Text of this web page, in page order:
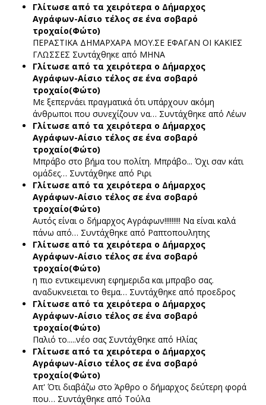
Γλίτωσε από τα χειρότερα ο Δήμαρχος
Αγράφων-Αίσιο τέλος σε ένα σοβαρό
τροχαίο(Φώτο)
ΠΕΡΑΣΤΙΚΑ ΔΗΜΑΡΧΑΡΑ ΜΟΥ.ΣΕ ΕΦΑΓΑΝ ΟΙ ΚΑΚΙΕΣ
ΓΛΩΣΣΕΣ Συντάχθηκε από ΜΗΝΑ
Γλίτωσε από τα χειρότερα ο Δήμαρχος
Αγράφων-Αίσιο τέλος σε ένα σοβαρό
τροχαίο(Φώτο)
Με ξεπερνάει πραγματικά ότι υπάρχουν ακόμη
άνθρωποι που συνεχίζουν να… Συντάχθηκε από Λέων
Γλίτωσε από τα χειρότερα ο Δήμαρχος
Αγράφων-Αίσιο τέλος σε ένα σοβαρό
τροχαίο(Φώτο)
Μπράβο στο βήμα του πολίτη. Μπράβο... Όχι σαν κάτι
ομάδες… Συντάχθηκε από Ριρι
Γλίτωσε από τα χειρότερα ο Δήμαρχος
Αγράφων-Αίσιο τέλος σε ένα σοβαρό
τροχαίο(Φώτο)
Αυτός είναι ο δήμαρχος Αγράφων!!!!!!!!! Να είναι καλά
πάνω από… Συντάχθηκε από Ραπτοπουλητης
Γλίτωσε από τα χειρότερα ο Δήμαρχος
Αγράφων-Αίσιο τέλος σε ένα σοβαρό
τροχαίο(Φώτο)
η πιο εντικειμενικη εφημεριδα και μπραβο σας.
αναδυκνειεται το θεμα… Συντάχθηκε από προεδρος
Γλίτωσε από τα χειρότερα ο Δήμαρχος
Αγράφων-Αίσιο τέλος σε ένα σοβαρό
τροχαίο(Φώτο)
Παλιό το.....νέο σας Συντάχθηκε από Ηλίας
Γλίτωσε από τα χειρότερα ο Δήμαρχος
Αγράφων-Αίσιο τέλος σε ένα σοβαρό
τροχαίο(Φώτο)
Απ' Ότι διαβάζω στο Άρθρο ο δήμαρχος δεύτερη φορά
που… Συντάχθηκε από Τούλα